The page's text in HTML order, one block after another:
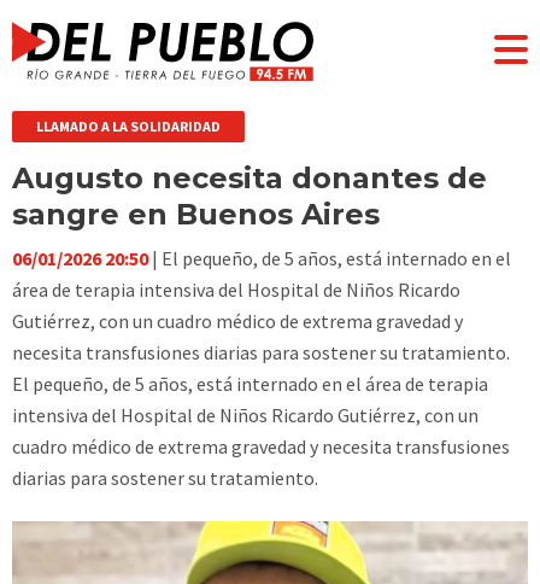
LLAMADO A LA SOLIDARIDAD
Augusto necesita donantes de
sangre en Buenos Aires
06/01/2026 20:50| El pequeño, de 5 años, está internado en el
área de terapia intensiva del Hospital de Niños Ricardo
Gutiérrez, con un cuadro médico de extrema gravedad y
necesita transfusiones diarias para sostener su tratamiento.
El pequeño, de 5 años, está internado en el área de terapia
intensiva del Hospital de Niños Ricardo Gutiérrez, con un
cuadro médico de extrema gravedad y necesita transfusiones
diarias para sostener su tratamiento.